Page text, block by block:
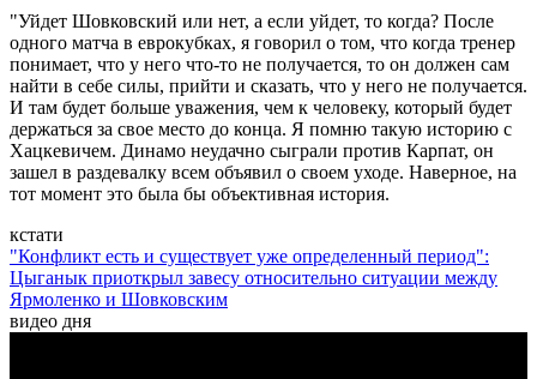
"Уйдет Шовковский или нет, а если уйдет, то когда? После
одного матча в еврокубках, я говорил о том, что когда тренер
понимает, что у него что-то не получается, то он должен сам
найти в себе силы, прийти и сказать, что у него не получается.
И там будет больше уважения, чем к человеку, который будет
держаться за свое место до конца. Я помню такую историю с
Хацкевичем. Динамо неудачно сыграли против Карпат, он
зашел в раздевалку всем объявил о своем уходе. Наверное, на
тот момент это была бы объективная история.
кстати
"Конфликт есть и существует уже определенный период":
Цыганык приоткрыл завесу относительно ситуации между
Ярмоленко и Шовковским
видео дня